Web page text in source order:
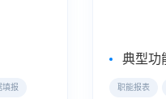
填报
典型功
职能报表